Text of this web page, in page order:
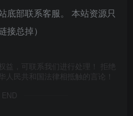
底部联系客服。 本站资源只
总掉）
益，可联系我们进行处理！ 拒绝
人民共和国法律相抵触的言论！